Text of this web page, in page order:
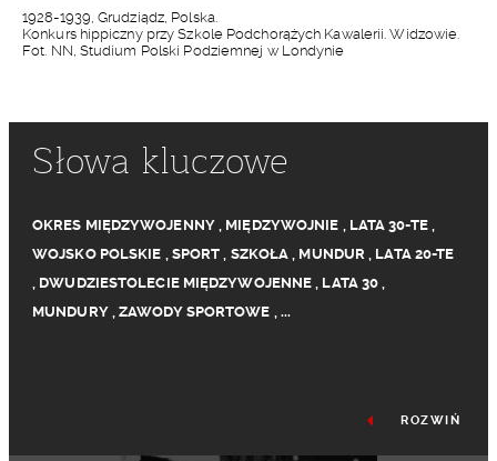
1928-1939, Grudziądz, Polska.
Konkurs hippiczny przy Szkole Podchorążych Kawalerii. Widzowie.
Fot. NN, Studium Polski Podziemnej w Londynie
Słowa kluczowe
OKRES MIĘDZYWOJENNY, MIĘDZYWOJNIE , LATA 30-TE,
WOJSKO POLSKIE , SPORT , SZKOŁA , MUNDUR , LATA 20-TE
, DWUDZIESTOLECIE MIĘDZYWOJENNE , LATA 30 ,
MUNDURY,ZAWODY SPORTOWE , ...
ROZWIŃ